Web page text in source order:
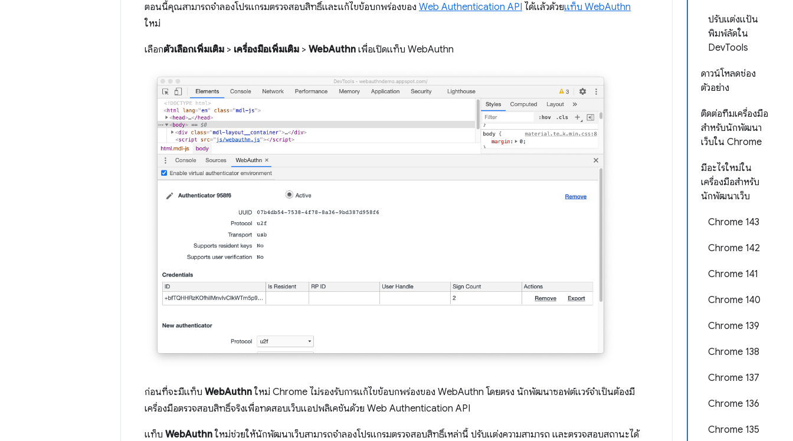
ปรับแต่งแป้น
พิมพ์ลัดใน
DevTools
ดาวน์โหลดช่อง
ตัวอย่าง
ติดต่อทีมเครื่องมือ
สำหรับนักพัฒนา
เว็บใน Chrome
มีอะไรใหม่ใน
เครื่องมือสำหรับ
นักพัฒนาเว็บ
Chrome 143
Chrome 142
Chrome 141
Chrome 140
Chrome 139
Chrome 138
Chrome 137
Chrome 136
Chrome 135
ตอนนี้คุณสามารถจำลองโปรแกรมตรวจสอบสิทธิ์และแก้ไขข้อบกพร่องของ Web Authentication API ได้แล้วด้วยแท็บ WebAuthn
ใหม่
เลือกตัวเลือกเพิ่มเติม > เครื่องมือเพิ่มเติม > WebAuthn เพื่อเปิดแท็บ WebAuthn
ก่อนที่จะมีแท็บ WebAuthnใหม่ Chrome ไม่รองรับการแก้ไขข้อบกพร่องของ WebAuthn โดยตรง นักพัฒนาซอฟต์แวร์จำเป็นต้องมี
เครื่องมือตรวจสอบสิทธิ์จริงเพื่อทดสอบเว็บแอปพลิเคชันด้วย Web Authentication API
แท็บ WebAuthnใหม่ช่วยให้นักพัฒนาเว็บสามารถจำลองโปรแกรมตรวจสอบสิทธิ์เหล่านี้ ปรับแต่งความสามารถ และตรวจสอบสถานะได้